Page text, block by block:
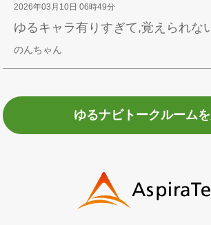
2026年03月10日 06時49分
ゆるキャラ有りすぎて,覚えられな
のんちゃん
ゆるナビトークルーム